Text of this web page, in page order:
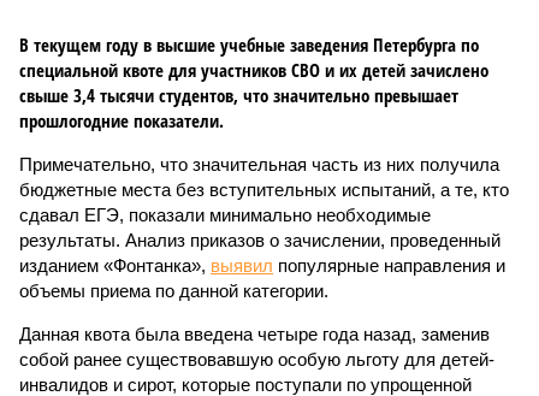
В текущем году в высшие учебные заведения Петербурга по
специальной квоте для участников СВО и их детей зачислено
свыше 3,4 тысячи студентов, что значительно превышает
прошлогодние показатели.
Примечательно, что значительная часть из них получила
бюджетные места без вступительных испытаний, а те, кто
сдавал ЕГЭ, показали минимально необходимые
результаты. Анализ приказов о зачислении, проведенный
изданием «Фонтанка», выявил популярные направления и
объемы приема по данной категории.
Данная квота была введена четыре года назад, заменив
собой ранее существовавшую особую льготу для детей-
инвалидов и сирот, которые поступали по упрощенной